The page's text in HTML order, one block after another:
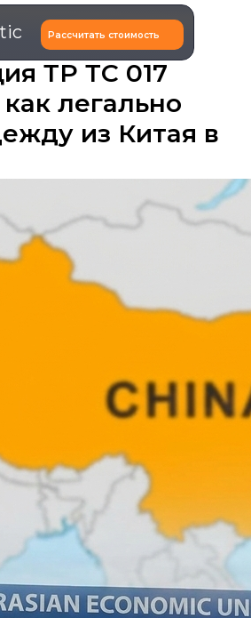
Рассчитать стоимость
ТР ТС 017
легально
из Китая в